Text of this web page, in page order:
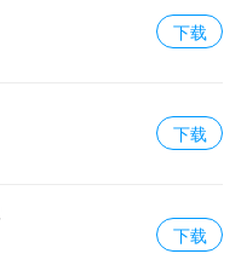
下载
下载
下载